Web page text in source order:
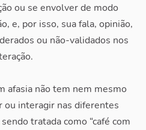
ou se envolver de modo
e, por isso, sua fala, opinião,
ou não-validados nos
afasia não tem nem mesmo
ou interagir nas diferentes
tratada como “café com